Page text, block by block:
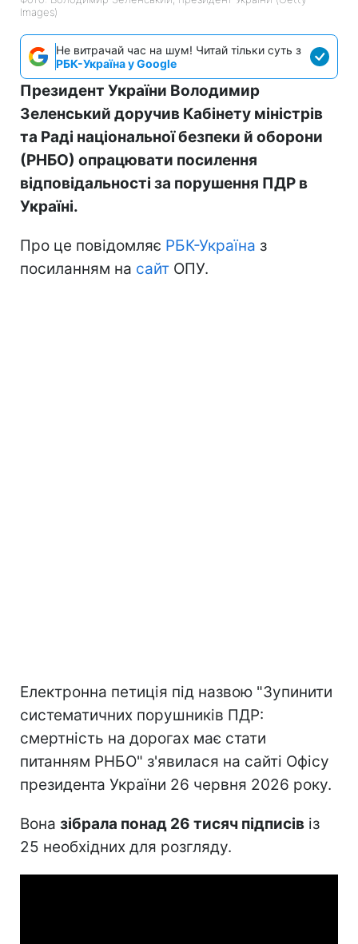
Images)
Не витрачай час на шум! Читай тільки суть з
РБК-Україна у Google
Президент України Володимир
Зеленський доручив Кабінету міністрів
та Раді національної безпеки й оборони
(РНБО) опрацювати посилення
відповідальності за порушення ПДР в
Україні.
Про це повідомляє РБК-Україна з
посиланням на сайт ОПУ.
Електронна петиція під назвою "Зупинити
систематичних порушників ПДР:
смертність на дорогах має стати
питанням РНБО" з'явилася на сайті Офісу
президента України 26 червня 2026 року.
Вона зібрала понад 26 тисяч підписів із
25 необхідних для розгляду.